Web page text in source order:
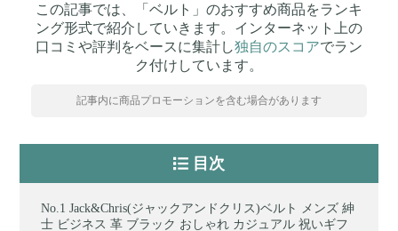
この記事では、「ベルト」のおすすめ商品をランキ
ング形式で紹介していきます。インターネット上の
口コミや評判をベースに集計し独自のスコアでラン
ク付けしています。
記事内に商品プロモーションを含む場合があります
目次
Jack&Chris(ジャックアンドクリス)ベルト メンズ 紳
士 ビジネス 革 ブラック おしゃれ カジュアル 祝いギフ